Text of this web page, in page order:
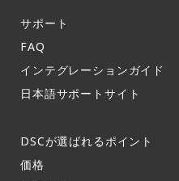
サポート​
FAQ​
インテグレーションガイド​
日本語サポートサイト​
DSCが選ばれるポイント
価格